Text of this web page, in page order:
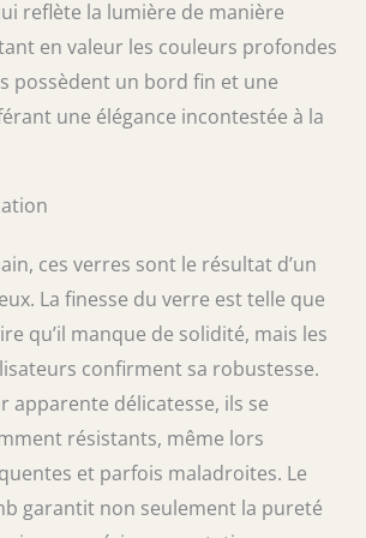
un cadeau de nouvel an, c’est
【Achat facile】-
reflète la lumière de manière
en valeur les couleurs profondes
possèdent un bord fin et une
une élégance incontestée à la
ces verres sont le résultat d’un
La finesse du verre est telle que
qu’il manque de solidité, mais les
confirment sa robustesse.
apparente délicatesse, ils se
résistants, même lors
et parfois maladroites. Le
garantit non seulement la pureté